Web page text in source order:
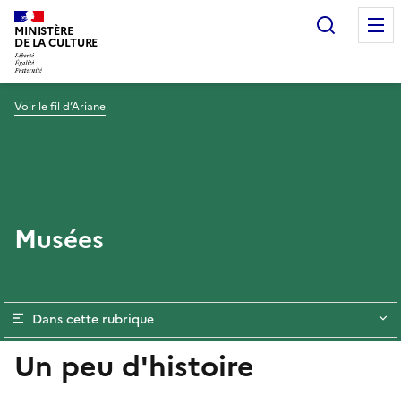
MINISTÈRE
DE LA CULTURE
Voir le fil d’Ariane
Musées
Dans cette rubrique
Un peu d'histoire